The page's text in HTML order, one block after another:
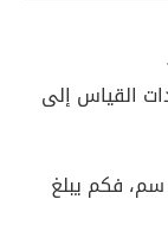
القياس إلى
إذا كان طول مسطرة يساوي 30 سم، فكم يبلغ